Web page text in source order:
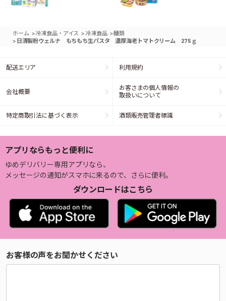
ホーム >冷凍食品・アイス > 冷凍食品 >麺類
> 日清製粉ウェルナ もちもち生パスタ 濃厚海老トマトクリーム 275ｇ
配送エリア 利用規約
会社概要
お客さまの個人情報の
取扱いについて
特定商取引法に基づく表示 酒類販売管理者標識
アプリならもっと便利に
ゆめデリバリー専用アプリなら、
メッセージの通知がスマホに来るので、さらに便利。
ダウンロードはこちら
お客様の声をお聞かせください